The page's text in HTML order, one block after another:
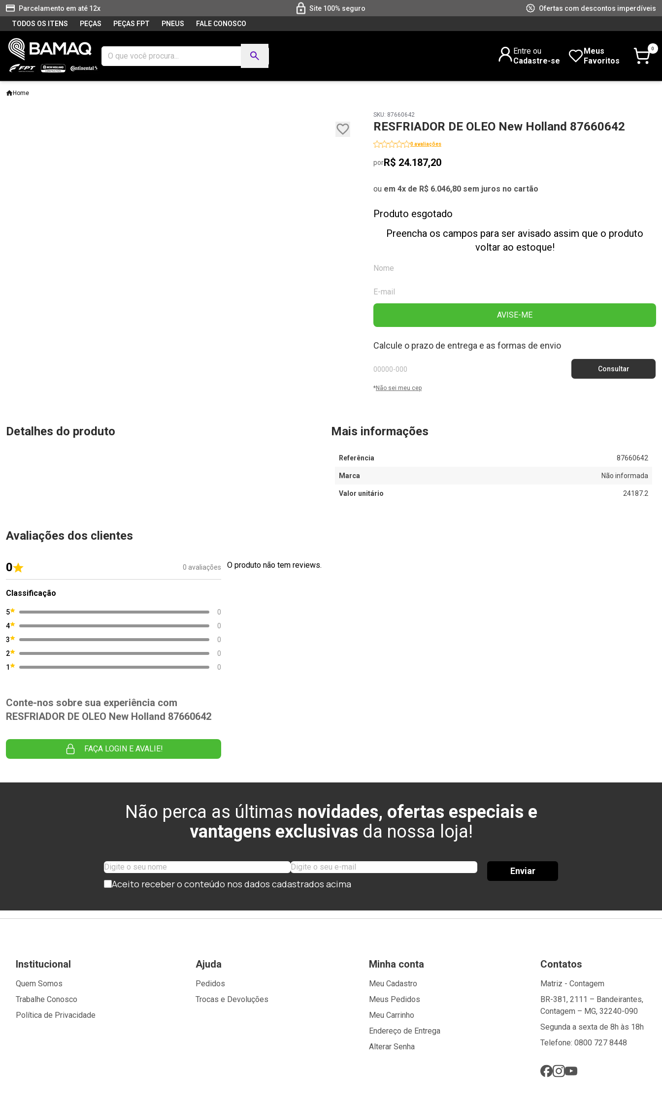
Parcelamento em até 12x Site 100% seguro
Ofertas com descontos imperdíveis
TODOS OS ITENS
PEÇAS PEÇAS FPT PNEUS FALE CONOSCO
Entre ou
Cadastre-se
Meus
Favoritos
0
Home
SKU: 87660642
RESFRIADOR DE OLEO New Holland 87660642
0 avaliações
porR$ 24.187,20
ou em 4x de R$ 6.046,80 sem juros no cartão
Produto esgotado
Preencha os campos para ser avisado assim que o produto
voltar ao estoque!
AVISE-ME
Calcule o prazo de entrega e as formas de envio
*Não sei meu cep
Detalhes do produto Mais informações
Referência 87660642
Marca Não informada
Valor unitário 24187.2
Avaliações dos clientes
0 0 avaliações
Classificação
5
0
4
0
3
0
2
0
1
0
Conte-nos sobre sua experiência com
RESFRIADOR DE OLEO New Holland 87660642
FAÇA LOGIN E AVALIE!
O produto não tem reviews.
Não perca as últimas novidades, ofertas especiais e
vantagens exclusivas da nossa loja!
Aceito receber o conteúdo nos dados cadastrados acima
Enviar
Institucional
Quem Somos
Trabalhe Conosco
Política de Privacidade
Ajuda
Pedidos
Trocas e Devoluções
Minha conta
Meu Cadastro
Meus Pedidos
Meu Carrinho
Endereço de Entrega
Alterar Senha
Contatos
Matriz - Contagem
BR-381, 2111 – Bandeirantes,
Contagem – MG, 32240-090
Segunda a sexta de 8h às 18h
Telefone: 0800 727 8448